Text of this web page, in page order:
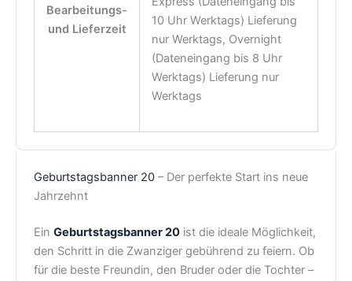
Bearbeitungs-
und Lieferzeit
10 Uhr Werktags) Lieferung
nur Werktags, Overnight
(Dateneingang bis 8 Uhr
Werktags) Lieferung nur
Werktags
Geburtstagsbanner 20 – Der perfekte Start ins neue
Jahrzehnt
Ein Geburtstagsbanner 20 ist die ideale Möglichkeit,
den Schritt in die Zwanziger gebührend zu feiern. Ob
für die beste Freundin, den Bruder oder die Tochter –